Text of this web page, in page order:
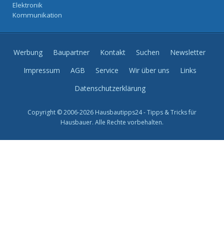
Elektronik
Kommunikation
Werbung Baupartner Kontakt Suchen
Newsletter
Impressum
AGB Service Wir über uns
Links
Datenschutzerklärung
Copyright © 2006-2026 Hausbautipps24 - Tipps & Tricks für
Hausbauer. Alle Rechte vorbehalten.